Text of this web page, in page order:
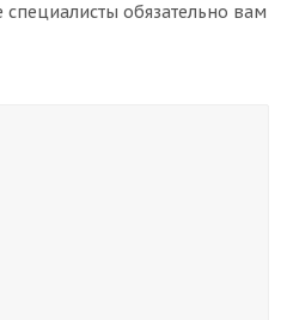
обязательно вам